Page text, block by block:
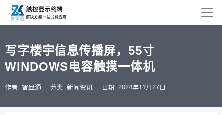
写字楼宇信息传播屏，55寸
WINDOWS电容触摸一体机
作者: 智显通 分类: 新闻资讯 日期: 2024年11月27日